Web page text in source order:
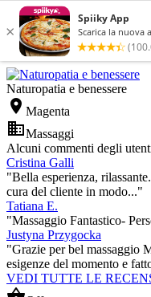
Naturopatia e benessere
 Magenta
Massaggi
Alcuni commenti degli
Cristina Galli
"Bella esperienza,
cura del cliente in modo..."
Tatiana E.
"Massaggio Fantastico-
Justyna Przygocka
"Grazie per bel massaggio
esigenze del momento e
VEDI TUTTE LE